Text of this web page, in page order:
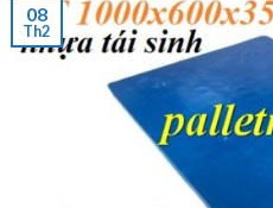
08
Th2